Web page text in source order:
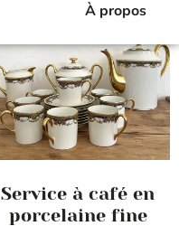
À propos
Service à café en
porcelaine fine